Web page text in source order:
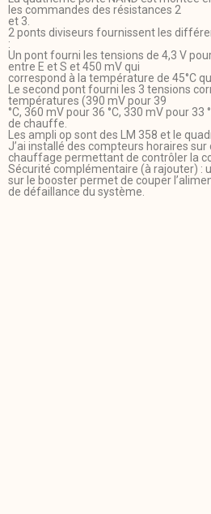
les commandes des résistances 2
et 3.
2 ponts diviseurs fournissent les
:
Un pont fourni les tensions de 4,3 V
entre E et S et 450 mV qui
correspond à la température de 45°C
Le second pont fourni les 3 tensions
températures (390 mV pour 39
°C, 360 mV pour 36 °C, 330 mV pour
de chauffe.
Les ampli op sont des LM 358 et le
J’ai installé des compteurs horaires
chauffage permettant de contrôler la
Sécurité complémentaire (à rajouter) :
sur le booster permet de couper
de défaillance du système.